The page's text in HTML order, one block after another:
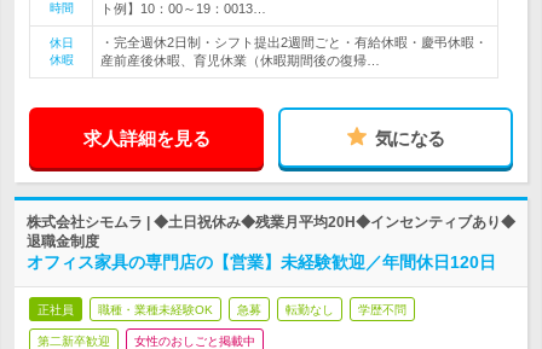
時間
ト例】10：00～19：0013…
休日
休暇
・完全週休2日制・シフト提出2週間ごと・有給休暇・慶弔休暇・
産前産後休暇、育児休業（休暇期間後の復帰…
求人詳細を見る 気になる
株式会社シモムラ | ◆土日祝休み◆残業月平均20H◆インセンティブあり◆
退職金制度
オフィス家具の専門店の【営業】未経験歓迎／年間休日120日
正社員 職種・業種未経験OK 急募 転勤なし 学歴不問
第二新卒歓迎 女性のおしごと掲載中